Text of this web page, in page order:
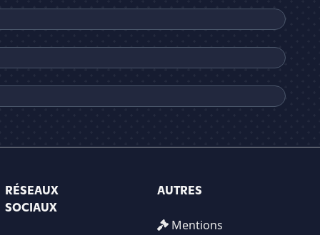
RÉSEAUX
SOCIAUX
AUTRES
Mentions